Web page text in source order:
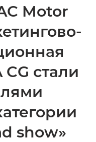
Motor
стали
show»